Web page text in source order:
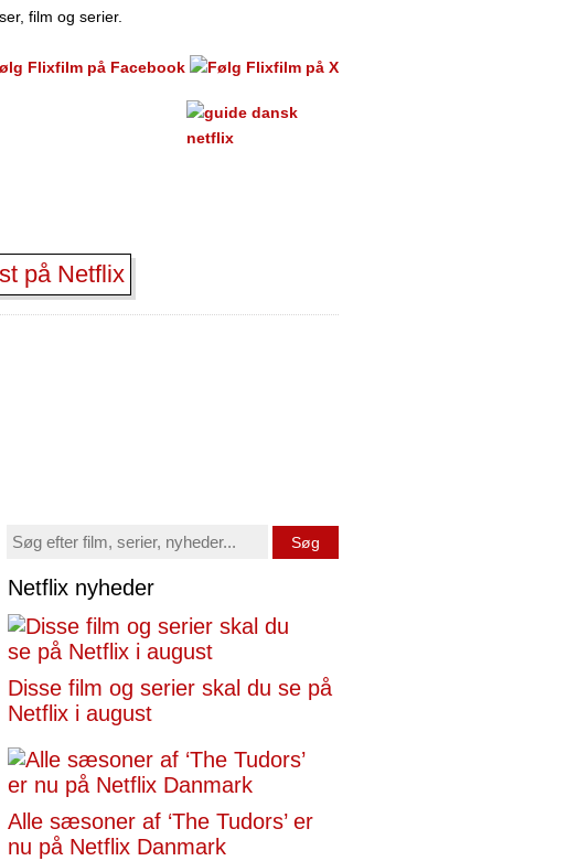
film og serier.
på Netflix
Søg
Netflix nyheder
Disse film og serier skal du se på
Netflix i august
Alle sæsoner af ‘The Tudors’ er
nu på Netflix Danmark